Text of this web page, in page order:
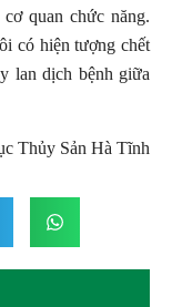
quan chức năng.
có hiện tượng chết
lan dịch bệnh giữa
Thủy Sản Hà Tĩnh